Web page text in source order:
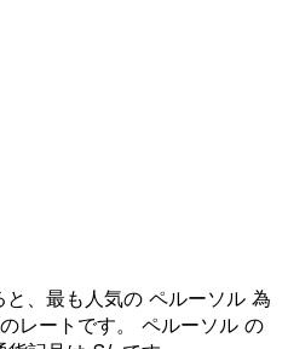
、最も人気の ペルーソル 為
レートです。 ペルーソル の